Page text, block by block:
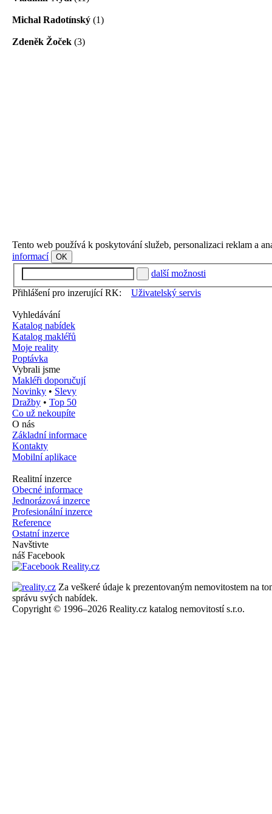
Michal Radotínský (1)
Zdeněk Žoček (3)
Tento web používá k poskytování služeb, personalizaci reklam a
informací
OK
další možnosti
Přihlášení pro inzerující RK:
Uživatelský servis
Vyhledávání
Katalog nabídek
Katalog makléřů
Moje reality
Poptávka
Vybrali jsme
Makléři doporučují
Novinky • Slevy
Dražby • Top 50
Co už nekoupíte
O nás
Základní informace
Kontakty
Mobilní aplikace
Realitní inzerce
Obecné informace
Jednorázová inzerce
Profesionální inzerce
Reference
Ostatní inzerce
Navštivte
náš Facebook
Za veškeré údaje k prezentovaným nemovitostem na
správu svých nabídek.
Copyright © 1996–2026 Reality.cz katalog nemovitostí s.r.o.